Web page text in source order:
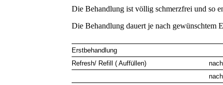
Die Behandlung ist völlig schmerzfrei und so
Die Behandlung dauert je nach gewünschtem
Erstbehandlung
Refresh/ Refill ( Auffüllen)